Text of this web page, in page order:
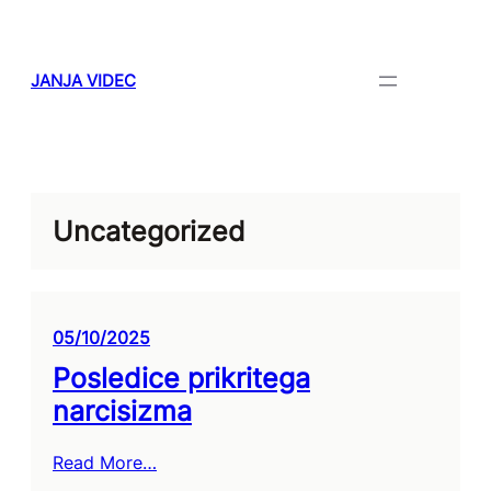
content
JANJA VIDEC
Uncategorized
05/10/2025
Posledice prikritega
narcisizma
Read More…